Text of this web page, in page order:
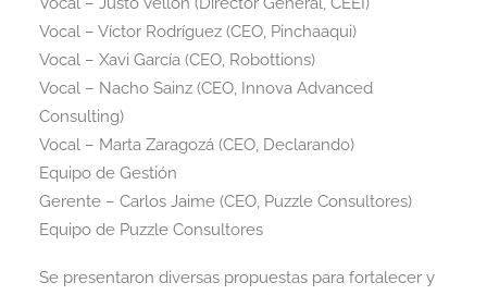
Vocal – Víctor Rodríguez (CEO, Pinchaaqui)
Vocal – Xavi García (CEO, Robottions)
Vocal – Nacho Sainz (CEO, Innova Advanced
Consulting)
Vocal – Marta Zaragozá (CEO, Declarando)
Equipo de Gestión
Gerente – Carlos Jaime (CEO, Puzzle Consultores)
Equipo de Puzzle Consultores
Se presentaron diversas propuestas para fortalecer y